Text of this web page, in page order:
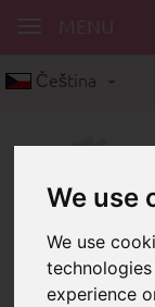
We use
We use
experience
Čeština